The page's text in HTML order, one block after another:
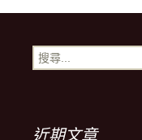
導
覽搜
尋
近期文章